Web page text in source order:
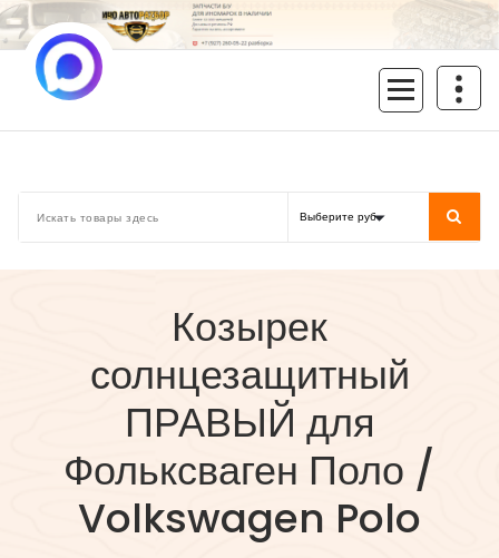
Перейти
к
содержимому
Козырек
солнцезащитный
ПРАВЫЙ для
Фольксваген Поло /
Volkswagen Polo